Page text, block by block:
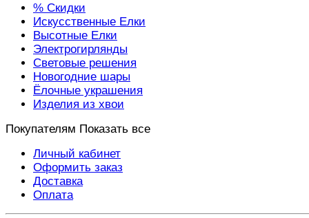
% Скидки
Искусственные Елки
Высотные Елки
Электрогирлянды
Световые решения
Новогодние шары
Ёлочные украшения
Изделия из хвои
Покупателям Показать все
Личный кабинет
Оформить заказ
Доставка
Оплата